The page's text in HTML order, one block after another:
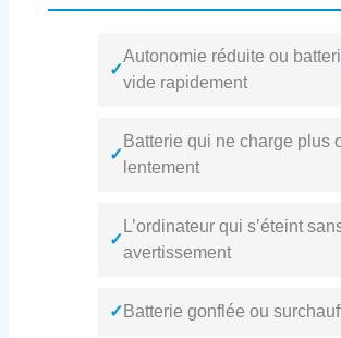
✓
Autonomie réduite ou
vide rapidement
✓
Batterie qui ne charge plus
lentement
✓
L’ordinateur qui s’éteint
avertissement
✓ Batterie gonflée ou